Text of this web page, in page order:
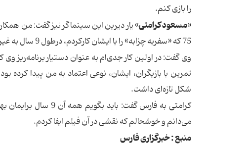
را بازی كنم.
«مسعود كرامتی
75 كه «سفربه چزابه» را با ایشان كاركردم، درطول 9 سال به غیراز همكار بودن وقت زیادی را باایشان گذراندم.
وی گفت: در اولین كار جدی‌ام به عنوان دستیار برنامه‌ریز
تمرین با بازیگران، ایشان، نوعی اعتماد به من پیدا كرده
شكل تازه‌ای داشت.
كرامتی به فارس گفت:
می‌دانم و خوشحالم كه نقشی در آن فیلم ایفا كردم.
منبع : خبرگزاری فارس